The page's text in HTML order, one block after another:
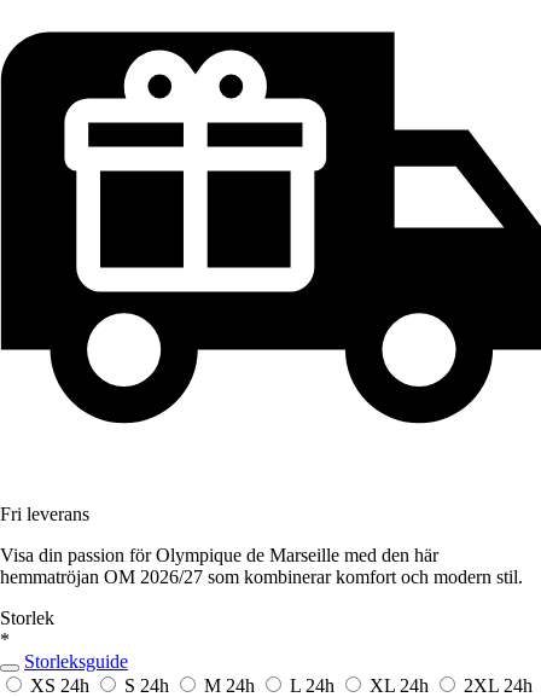
Fri leverans
Visa din passion för Olympique de Marseille med den här
hemmatröjan OM 2026/27 som kombinerar komfort och modern stil.
Storlek
*
Storleksguide
XS 24h S 24h M 24h L 24h XL 24h 2XL 24h